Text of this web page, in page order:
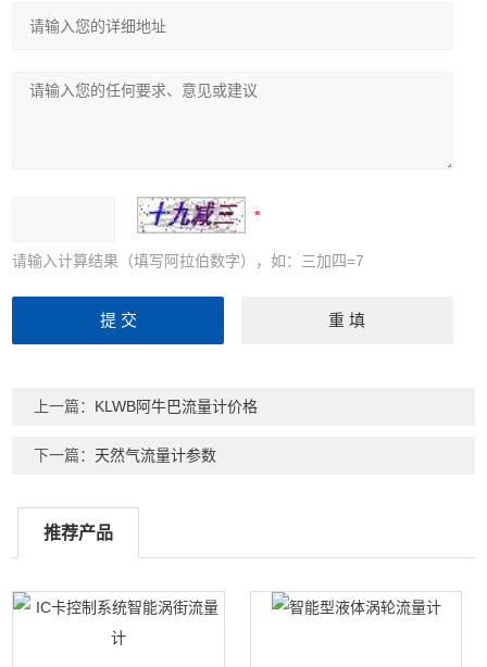
请输入计算结果（填写阿拉伯数字），如：三加四=7
上一篇： KLWB阿牛巴流量计价格
下一篇： 天然气流量计参数
推荐产品